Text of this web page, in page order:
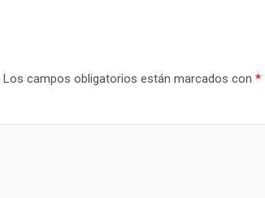
Los campos obligatorios están marcados con *